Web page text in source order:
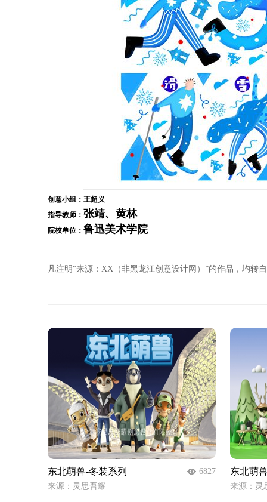
创意小组： 王超义
指导教师： 张靖、黄林
院校单位： 鲁迅美术学院
凡注明“来源：XX（非黑龙江创意设计网）”的作品，均转
6827
东北萌兽-冬装系列
来源：灵思吾耀
东北萌
来源：灵